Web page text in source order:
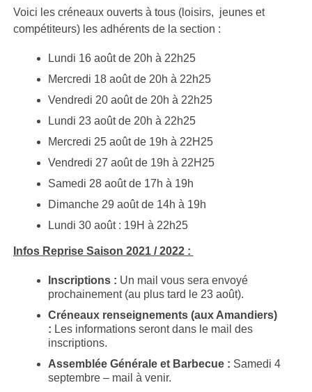
Voici les créneaux ouverts à tous (loisirs, jeunes et
compétiteurs) les adhérents de la section :
Lundi 16 août de 20h à 22h25
Mercredi 18 août de 20h à 22h25
Vendredi 20 août de 20h à 22h25
Lundi 23 août de 20h à 22h25
Mercredi 25 août de 19h à 22H25
Vendredi 27 août de 19h à 22H25
Samedi 28 août de 17h à 19h
Dimanche 29 août de 14h à 19h
Lundi 30 août : 19H à 22h25
Infos Reprise Saison 2021 / 2022 :
Inscriptions : Un mail vous sera envoyé
prochainement (au plus tard le 23 août).
Créneaux renseignements (aux Amandiers)
: Les informations seront dans le mail des
inscriptions.
Assemblée Générale et Barbecue : Samedi 4
septembre – mail à venir.